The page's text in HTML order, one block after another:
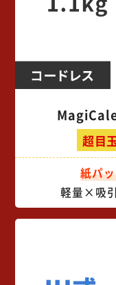
超目
紙パ
軽量×吸